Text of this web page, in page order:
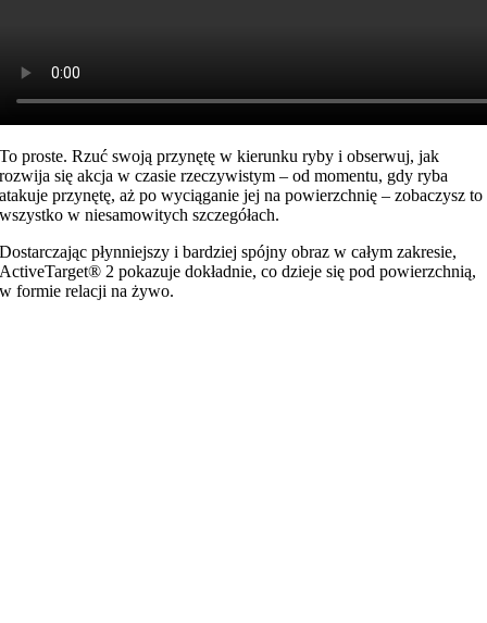
To proste. Rzuć swoją przynętę w kierunku ryby i obserwuj, jak
rozwija się akcja w czasie rzeczywistym – od momentu, gdy ryba
atakuje przynętę, aż po wyciąganie jej na powierzchnię – zobaczysz to
wszystko w niesamowitych szczegółach.
Dostarczając płynniejszy i bardziej spójny obraz w całym zakresie,
ActiveTarget® 2 pokazuje dokładnie, co dzieje się pod powierzchnią,
w formie relacji na żywo.